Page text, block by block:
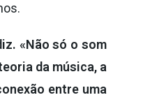
«Não só o som
da música, a
entre uma